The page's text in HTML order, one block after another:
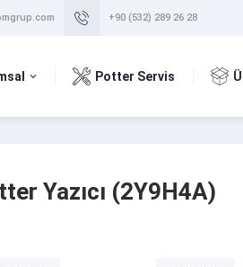
+90 (532) 289 26 28
Potter Servis
Yazıcı (2Y9H4A)